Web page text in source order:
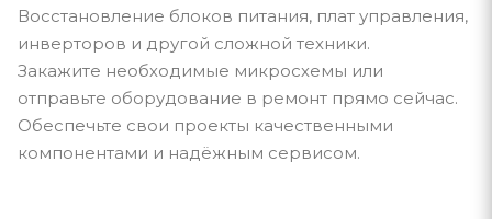
Восстановление блоков питания, плат управления,
инверторов и другой сложной техники.
Закажите необходимые микросхемы или
отправьте оборудование в ремонт прямо сейчас.
Обеспечьте свои проекты качественными
компонентами и надёжным сервисом.